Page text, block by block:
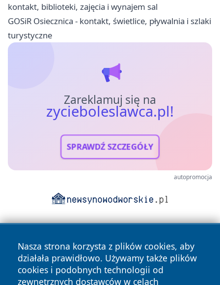
kontakt, biblioteki, zajęcia i wynajem sal
GOSiR Osiecznica - kontakt, świetlice, pływalnia i szlaki
turystyczne
Zareklamuj się na
zycieboleslawca.pl!
SPRAWDŹ SZCZEGÓŁY
autopromocja
Nasza strona korzysta z plików cookies, aby
działała prawidłowo. Używamy także plików
cookies i podobnych technologii od
zewnętrznych dostawców w celach